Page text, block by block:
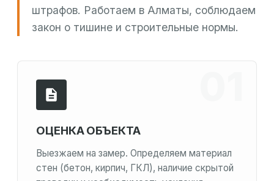
штрафов. Работаем в Алматы, соблюдаем
закон о тишине и строительные нормы.
ОЦЕНКА ОБЪЕКТА
Выезжаем на замер. Определяем материал
стен (бетон, кирпич, ГКЛ), наличие скрытой